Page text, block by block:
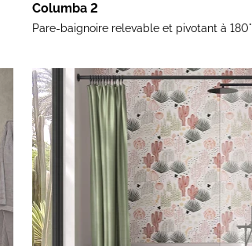
Columba 2
Pare-baignoire relevable et pivotant à 180°